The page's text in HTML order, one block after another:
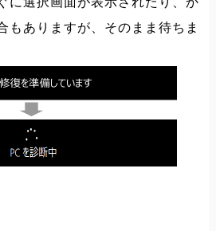
もありますが、そのまま待ちま